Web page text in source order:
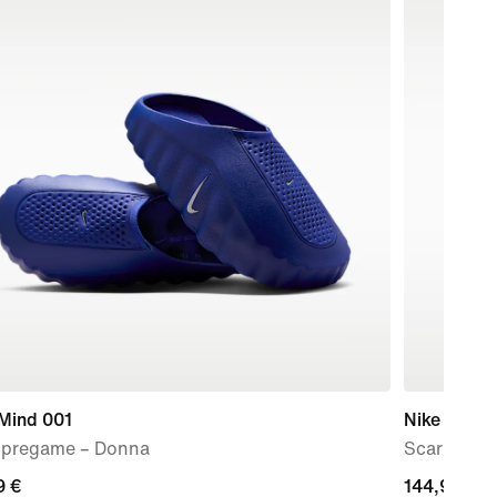
001
– Donna
€
Nike Air
Scarpa –
144,99
144,99 €